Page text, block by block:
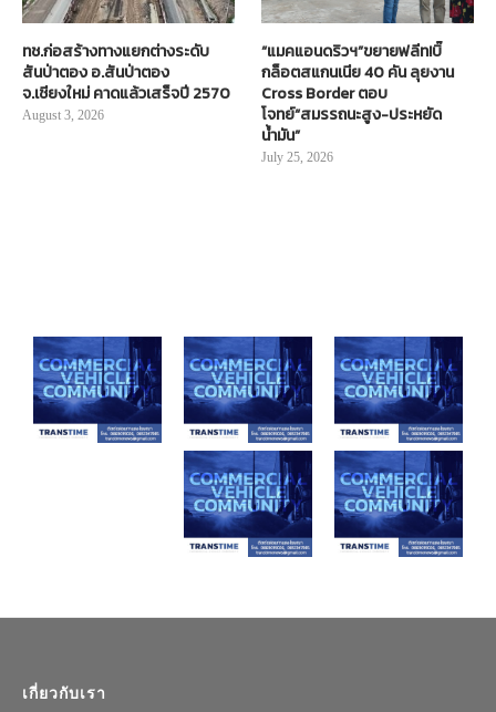
ทช.ก่อสร้างทางแยกต่างระดับ
สันป่าตอง อ.สันป่าตอง
จ.เชียงใหม่ คาดแล้วเสร็จปี 2570
August 3, 2026
“แมคแอนดริวฯ”ขยายฟลีท!บิ๊
กล็อตสแกนเนีย 40 คัน ลุยงาน
Cross Border ตอบ
โจทย์“สมรรถนะสูง-ประหยัด
น้ำมัน”
July 25, 2026
เกี่ยวกับเรา